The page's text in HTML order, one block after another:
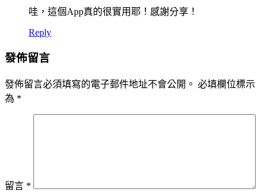
哇，這個App真的很實用耶！感謝分享！
Reply
發佈留言
發佈留言必須填寫的電子郵件地址不會公開。 必填欄位標示
為 *
留言 *